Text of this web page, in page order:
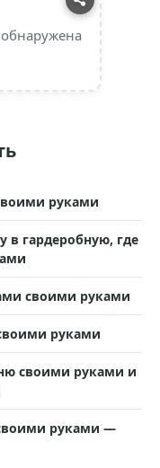
руками
в гардеробную, где
своими руками
руками
своими руками и
руками —